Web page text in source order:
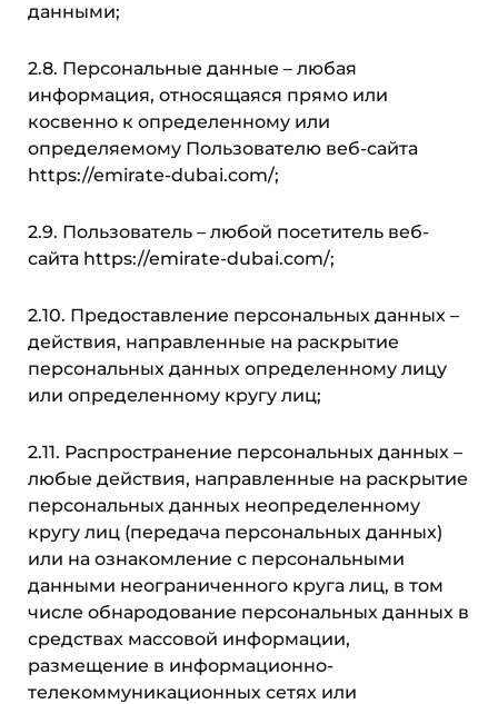
данными;
2.8. Персональные данные – любая
информация, относящаяся прямо или
косвенно к определенному или
определяемому Пользователю веб-сайта
https://emirate-dubai.com/;
2.9. Пользователь – любой посетитель веб-
сайта https://emirate-dubai.com/;
2.10. Предоставление персональных данных –
действия, направленные на раскрытие
персональных данных определенному лицу
или определенному кругу лиц;
2.11. Распространение персональных данных –
любые действия, направленные на раскрытие
персональных данных неопределенному
кругу лиц (передача персональных данных)
или на ознакомление с персональными
данными неограниченного круга лиц, в том
числе обнародование персональных данных в
средствах массовой информации,
размещение в информационно-
телекоммуникационных сетях или